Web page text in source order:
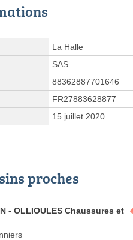
La Halle
SAS
88362887701646
FR27883628877
15 juillet 2020
proches
- OLLIOULES Chaussures et